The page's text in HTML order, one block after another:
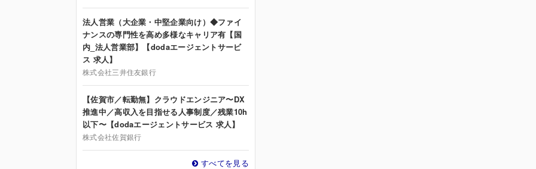
法人営業（大企業・中堅企業向け）◆ファイ
ナンスの専門性を高め多様なキャリア有【国
内_法人営業部】【dodaエージェントサービ
ス 求人】
株式会社三井住友銀行
【佐賀市／転勤無】クラウドエンジニア〜DX
推進中／高収入を目指せる人事制度／残業10h
以下〜【dodaエージェントサービス 求人】
株式会社佐賀銀行
すべてを見る